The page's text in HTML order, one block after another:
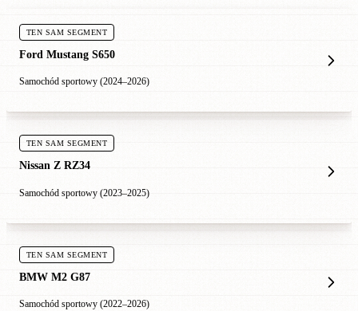
TEN SAM SEGMENT
Ford Mustang S650
Samochód sportowy (2024–2026)
TEN SAM SEGMENT
Nissan Z RZ34
Samochód sportowy (2023–2025)
TEN SAM SEGMENT
BMW M2 G87
Samochód sportowy (2022–2026)